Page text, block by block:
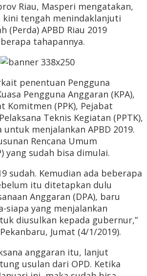
Riau, Masperi mengatakan,
kini tengah menindaklanjuti
(Perda) APBD Riau 2019
tahapannya.
penentuan Pengguna
Pengguna Anggaran (KPA),
Komitmen (PPK), Pejabat
Teknis Kegiatan (PPTK),
menjalankan APBD 2019.
Rencana Umum
yang sudah bisa dimulai.
sudah. Kemudian ada beberapa
itu ditetapkan dulu
Anggaran (DPA), baru
siapa yang menjalankan
diusulkan kepada gubernur,”
Jumat (4/1/2019).
anggaran itu, lanjut
usulan dari OPD. Ketika